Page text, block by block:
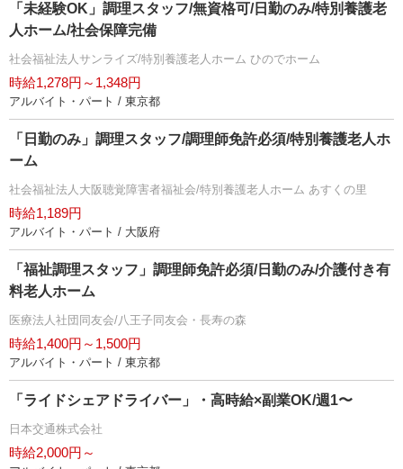
「未経験OK」調理スタッフ/無資格可/日勤のみ/特別養護老
人ホーム/社会保障完備
社会福祉法人サンライズ/特別養護老人ホーム ひのでホーム
時給1,278円～1,348円
アルバイト・パート / 東京都
「日勤のみ」調理スタッフ/調理師免許必須/特別養護老人ホ
ーム
社会福祉法人大阪聴覚障害者福祉会/特別養護老人ホーム あすくの里
時給1,189円
アルバイト・パート / 大阪府
「福祉調理スタッフ」調理師免許必須/日勤のみ/介護付き有
料老人ホーム
医療法人社団同友会/八王子同友会・長寿の森
時給1,400円～1,500円
アルバイト・パート / 東京都
「ライドシェアドライバー」・高時給×副業OK/週1〜
日本交通株式会社
時給2,000円～